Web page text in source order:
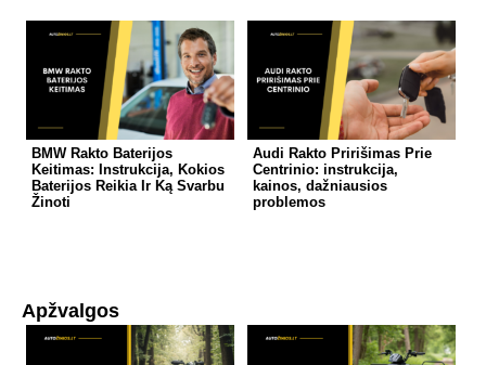
BMW Rakto Baterijos
Keitimas: Instrukcija, Kokios
Baterijos Reikia Ir Ką Svarbu
Žinoti
Audi Rakto Pririšimas Prie
Centrinio: instrukcija,
kainos, dažniausios
problemos
Apžvalgos